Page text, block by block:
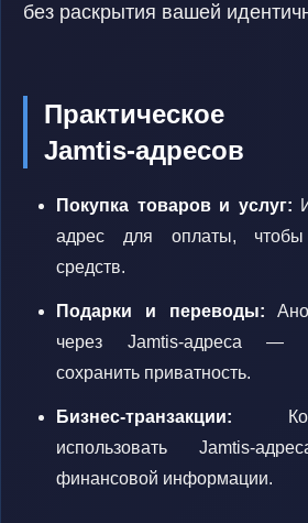
без раскрытия вашей
Практическое
Jamtis-адресов
Покупка товаров и услуг:
адрес для оплаты, чтобы
средств.
Подарки и переводы:
через Jamtis-адреса —
сохранить приватность.
Бизнес-транзакции:
использовать Jamtis-
финансовой информации.